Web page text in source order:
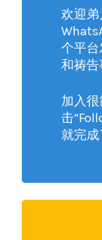
欢迎
个平
和祷告
加入
击
就完成